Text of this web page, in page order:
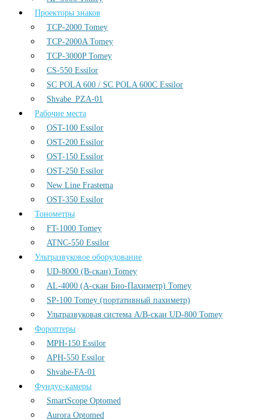
Проекторы знаков
TCP-2000 Tomey
TCP-2000A Tomey
TCP-3000P Tomey
CS-550 Essilor
SC POLA 600 / SC POLA 600С Essilor
Shvabe_PZA-01
Рабочие места
OST-100 Essilor
OST-200 Essilor
OST-150 Essilor
OST-250 Essilor
New Line Frastema
OST-350 Essilor
Тонометры
FT-1000 Tomey
ATNC-550 Essilor
Ультразвуковое оборудование
UD-8000 (В-скан) Tomey
AL-4000 (А-скан Био-Пахиметр) Tomey
SP-100 Tomey (портативный пахиметр)
Ультразвуковая система А/В-скан UD-800 Tomey
Фороптеры
MPH-150 Essilor
APH-550 Essilor
Shvabe-FA-01
Фундус-камеры
SmartScope Optomed
Aurora Optomed